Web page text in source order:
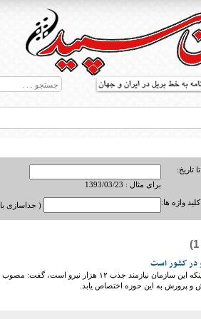
تا تاریخ:
برای مثال : 1393/03/23
کلید واژه ها: ( جداسازی
رئیس سازمان آموزش و پرورش استثنایی کشور با بیان اینکه این سازمان نیازمند جذب ۱۲ هزار نیرو است، گفت: مصوب